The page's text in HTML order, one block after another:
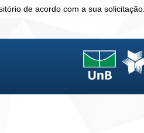
de acordo com a sua solicitação.